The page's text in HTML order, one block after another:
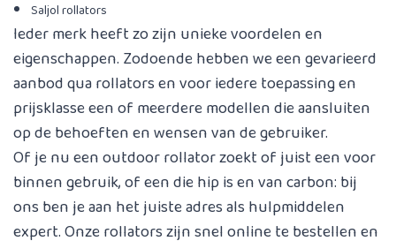
Saljol rollators
Ieder merk heeft zo zijn unieke voordelen en
eigenschappen. Zodoende hebben we een gevarieerd
aanbod qua rollators en voor iedere toepassing en
prijsklasse een of meerdere modellen die aansluiten
op de behoeften en wensen van de gebruiker.
Of je nu een outdoor rollator zoekt of juist een voor
binnen gebruik, of een die hip is en van carbon: bij
ons ben je aan het juiste adres als hulpmiddelen
expert. Onze rollators zijn snel online te bestellen en